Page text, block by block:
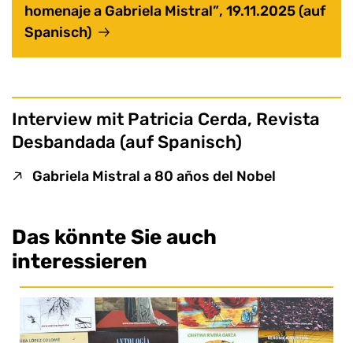
homenaje a Gabriela Mistral”, 19.11.2025 (auf
Spanisch) (externer Link, öffnet neues Fenster)
Interview mit Patricia Cerda, Revista
Desbandada (auf Spanisch)
Gabriela Mistral a 80 años del Nobel
Das könnte Sie auch
interessieren